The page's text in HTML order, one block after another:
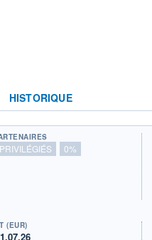
HISTORIQUE
0%
(EUR)